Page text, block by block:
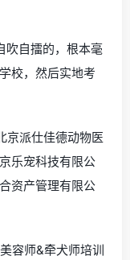
吹自擂的，根本毫
校，然后实地考
京派仕佳德动物医
乐宠科技有限公
资产管理有限公
容师&牵犬师培训